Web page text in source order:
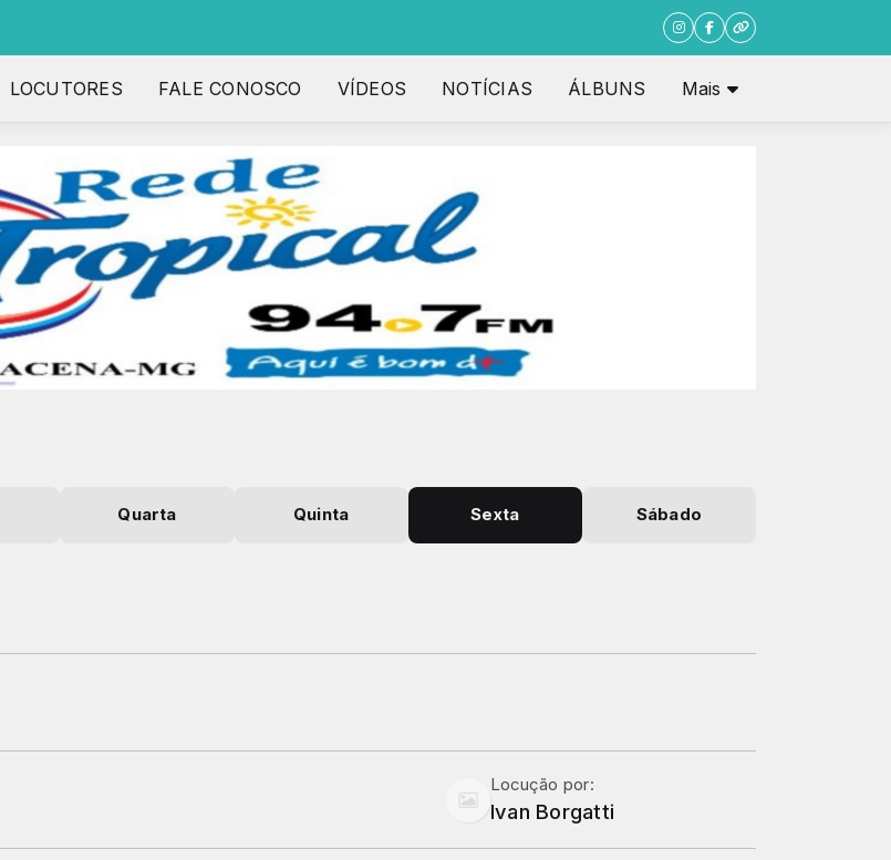
LOCUTORES FALE CONOSCO VÍDEOS NOTÍCIAS ÁLBUNS Mais
Quarta Quinta Sexta Sábado
Locução por:
Ivan Borgatti